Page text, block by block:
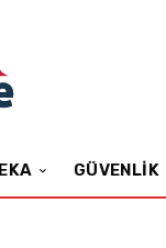
GÜVENLIK